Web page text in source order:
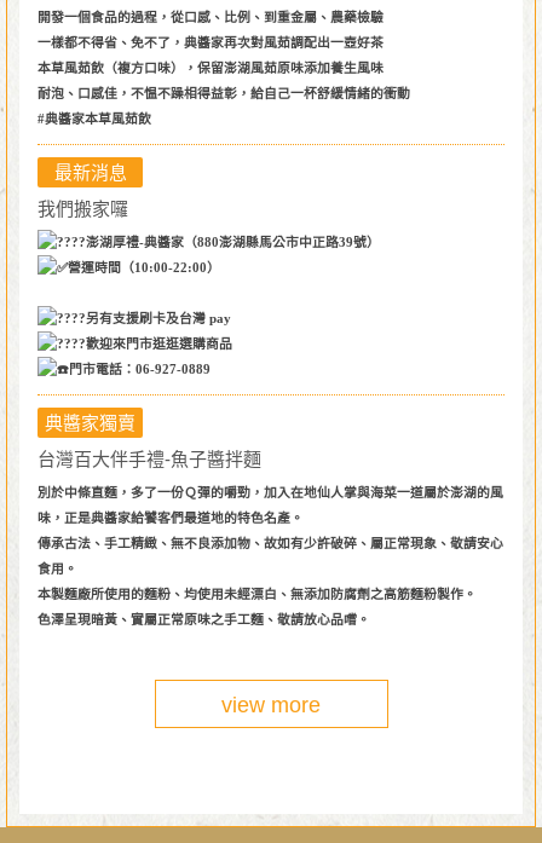
開發一個食品的過程，從口感、比例、到重金屬、農藥檢驗
一樣都不得省、免不了，典醬家再次對風茹調配出一壺好茶
本草風茹飲（複方口味），保留澎湖風茹原味添加養生風味
耐泡、口感佳，不愠不躁相得益彰，給自己一杯舒緩情緒的衝動
#典醬家本草風茹飲
最新消息
我們搬家囉
澎湖厚禮-典醬家（880澎湖縣馬公市中正路39號）
營運時間（10:00-22:00）
另有支援刷卡及台灣 pay
歡迎來門市逛逛選購商品
門市電話：06-927-0889
典醬家獨賣
台灣百大伴手禮-魚子醬拌麵
別於中條直麵，多了一份Ｑ彈的嚼勁，加入在地仙人掌與海菜一道屬於澎湖的風
味，正是典醬家給饕客們最道地的特色名產。
傳承古法、手工精緻、無不良添加物、故如有少許破碎、屬正常現象、敬請安心
食用。
本製麵廠所使用的麵粉、均使用未經漂白、無添加防腐劑之高筋麵粉製作。
色澤呈現暗黃、實屬正常原味之手工麵、敬請放心品嚐。
view more